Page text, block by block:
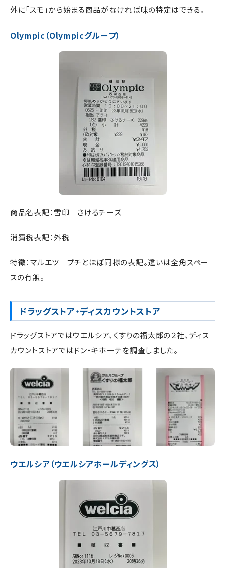
外に「スモ」から始まる商品がなければ味の特定はできる。
Olympic（Olympicグループ）
商品名表記：雪印 さけるチーズ
消費税表記：外税
特徴：マルエツ プチとほぼ同様の表記。違いは全角スペー
スの有無。
ドラッグストア・ディスカウントストア
ドラッグストアではウエルシア、くすりの福太郎の２社、ディス
カウントストアではドン・キホーテを調査しました。
ウエルシア（ウエルシアホールディングス）